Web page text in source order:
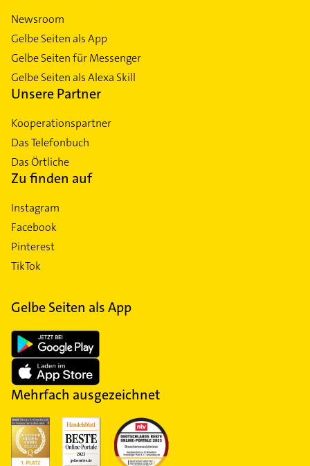
Newsroom
Gelbe Seiten als App
Gelbe Seiten für Messenger
Gelbe Seiten als Alexa Skill
Unsere Partner
Kooperationspartner
Das Telefonbuch
Das Örtliche
Zu finden auf
Instagram
Facebook
Pinterest
TikTok
Gelbe Seiten als App
Mehrfach ausgezeichnet